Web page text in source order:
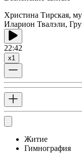
Христина Тирская,
Иларион Твалэли,
22:42
x1
Житие
Гимнография